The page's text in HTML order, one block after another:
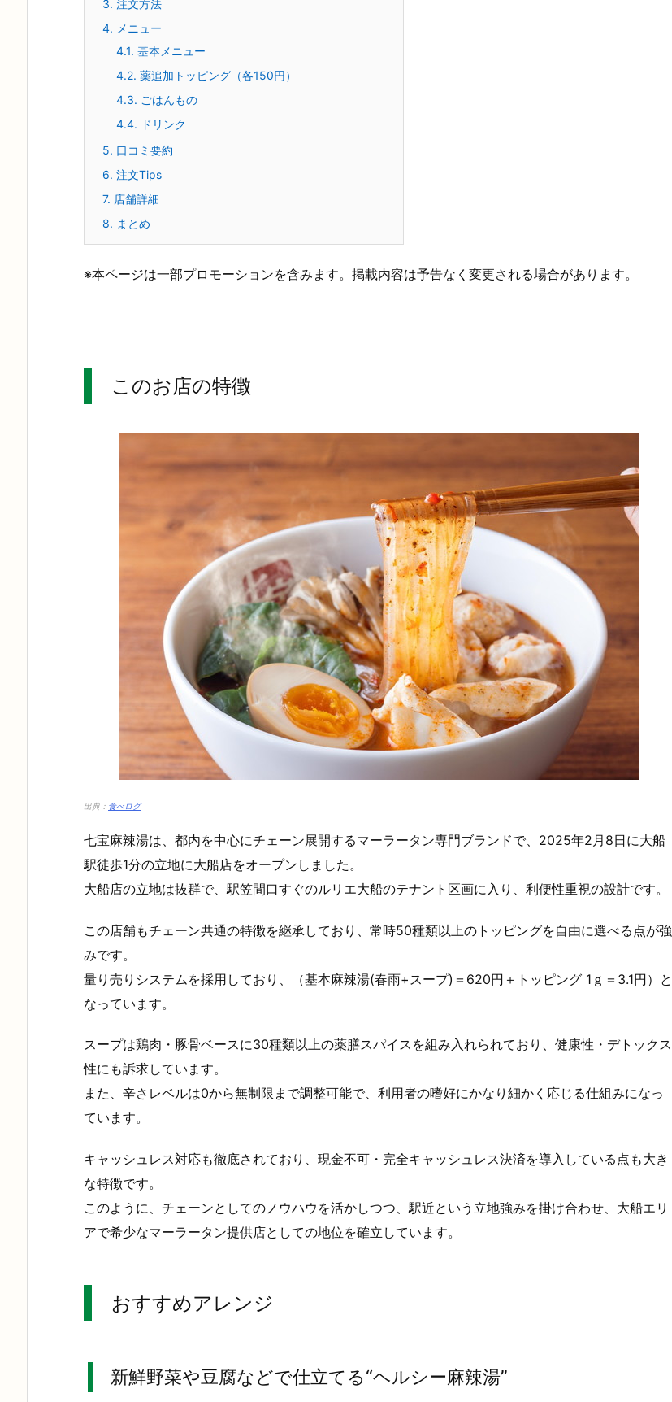
3. 注文方法
4. メニュー
4.1. 基本メニュー
4.2. 薬追加トッピング（各150円）
4.3. ごはんもの
4.4. ドリンク
5. 口コミ要約
6. 注文Tips
7. 店舗詳細
8. まとめ
※本ページは一部プロモーションを含みます。掲載内容は予告なく変更される場合があります。
このお店の特徴
出典： 食べログ
七宝麻辣湯は、都内を中心にチェーン展開するマーラータン専門ブランドで、2025年2月8日に大船
駅徒歩1分の立地に大船店をオープンしました。
大船店の立地は抜群で、駅笠間口すぐのルリエ大船のテナント区画に入り、利便性重視の設計です。
この店舗もチェーン共通の特徴を継承しており、常時50種類以上のトッピングを自由に選べる点が強
みです。
量り売りシステムを採用しており、（基本麻辣湯(春雨+スープ)＝620円＋トッピング 1ｇ＝3.1円）と
なっています。
スープは鶏肉・豚骨ベースに30種類以上の薬膳スパイスを組み入れられており、健康性・デトックス
性にも訴求しています。
また、辛さレベルは0から無制限まで調整可能で、利用者の嗜好にかなり細かく応じる仕組みになっ
ています。
キャッシュレス対応も徹底されており、現金不可・完全キャッシュレス決済を導入している点も大き
な特徴です。
このように、チェーンとしてのノウハウを活かしつつ、駅近という立地強みを掛け合わせ、大船エリ
アで希少なマーラータン提供店としての地位を確立しています。
おすすめアレンジ
新鮮野菜や豆腐などで仕立てる“ヘルシー麻辣湯”